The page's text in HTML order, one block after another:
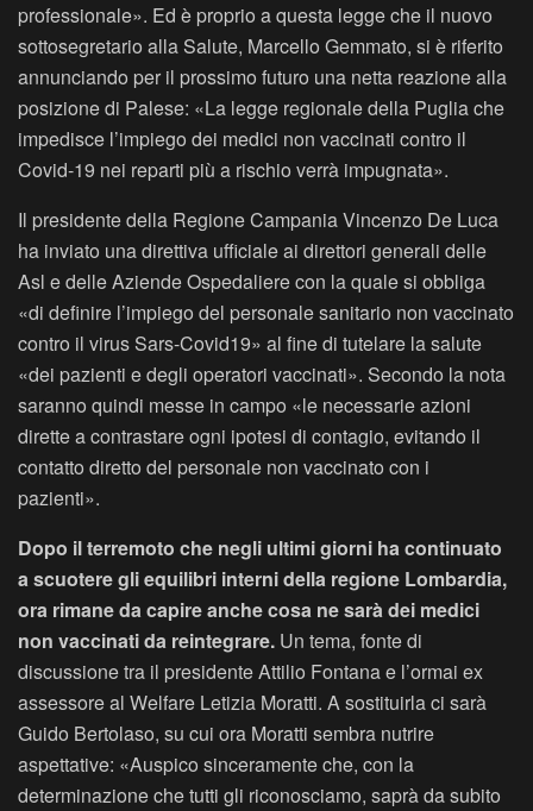
professionale». Ed è proprio a questa legge che il nuovo
sottosegretario alla Salute, Marcello Gemmato, si è riferito
annunciando per il prossimo futuro una netta reazione alla
posizione di Palese: «La legge regionale della Puglia che
impedisce l’impiego dei medici non vaccinati contro il
Covid-19 nei reparti più a rischio verrà impugnata».
Il presidente della Regione Campania Vincenzo De Luca
ha inviato una direttiva ufficiale ai direttori generali delle
Asl e delle Aziende Ospedaliere con la quale si obbliga
«di definire l’impiego del personale sanitario non vaccinato
contro il virus Sars-Covid19» al fine di tutelare la salute
«dei pazienti e degli operatori vaccinati». Secondo la nota
saranno quindi messe in campo «le necessarie azioni
dirette a contrastare ogni ipotesi di contagio, evitando il
contatto diretto del personale non vaccinato con i
pazienti».
Dopo il terremoto che negli ultimi giorni ha continuato
a scuotere gli equilibri interni della regione Lombardia,
ora rimane da capire anche cosa ne sarà dei medici
non vaccinati da reintegrare. Un tema, fonte di
discussione tra il presidente Attilio Fontana e l’ormai ex
assessore al Welfare Letizia Moratti. A sostituirla ci sarà
Guido Bertolaso, su cui ora Moratti sembra nutrire
aspettative: «Auspico sinceramente che, con la
determinazione che tutti gli riconosciamo, saprà da subito